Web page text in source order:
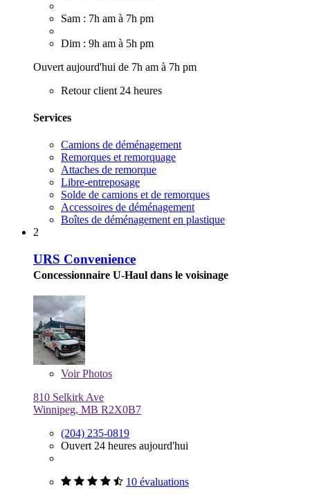
Sam : 7h am à 7h pm
Dim : 9h am à 5h pm
Ouvert aujourd'hui de 7h am à 7h pm
Retour client 24 heures
Services
Camions de déménagement
Remorques et remorquage
Attaches de remorque
Libre-entreposage
Solde de camions et de remorques
Accessoires de déménagement
Boîtes de déménagement en plastique
2
URS Convenience
Concessionnaire U-Haul dans le voisinage
VoirPhotos
810 Selkirk Ave
Winnipeg, MB R2X0B7
(204) 235-0819
Ouvert 24 heures aujourd'hui
10 évaluations